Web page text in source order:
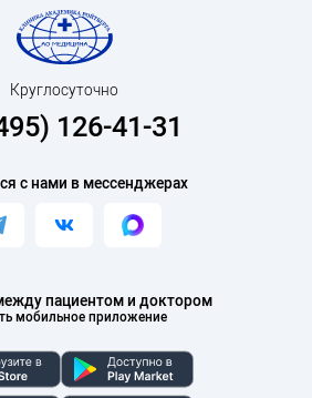
пациентом и доктором
мобильное приложение
Круглосуточно
126-41-31
с нами в мессенджерах